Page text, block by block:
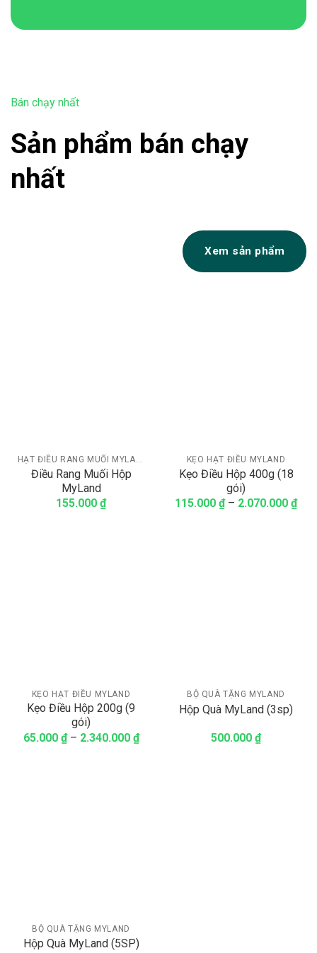
Bán chạy nhất
Sản phẩm bán chạy
nhất
Xem sản phẩm
HẠT ĐIỀU RANG MUỐI MYLAND (LOẠI CÓ VỎ)
Điều Rang Muối Hộp
MyLand
155.000 ₫
KẸO HẠT ĐIỀU MYLAND
Kẹo Điều Hộp 400g (18
gói)
115.000 ₫– 2.070.000 ₫
KẸO HẠT ĐIỀU MYLAND
Kẹo Điều Hộp 200g (9
gói)
65.000 ₫– 2.340.000 ₫
BỘ QUÀ TẶNG MYLAND
Hộp Quà MyLand (3sp)
500.000 ₫
BỘ QUÀ TẶNG MYLAND
Hộp Quà MyLand (5SP)